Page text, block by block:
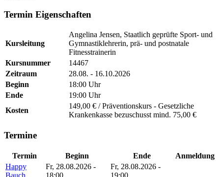
Termin Eigenschaften
Kursleitung
Angelina Jensen, Staatlich geprüfte Sport- und
Gymnastiklehrerin, prä- und postnatale
Fitnesstrainerin
Kursnummer
14467
Zeitraum
28.08. - 16.10.2026
Beginn
18:00 Uhr
Ende
19:00 Uhr
Kosten
149,00 € / Präventionskurs - Gesetzliche
Krankenkasse bezuschusst mind. 75,00 €
Termine
Termin Beginn Ende
Anmeldung
Happy
Bauch
Fr, 28.08.2026 -
18:00
Fr, 28.08.2026 -
19:00